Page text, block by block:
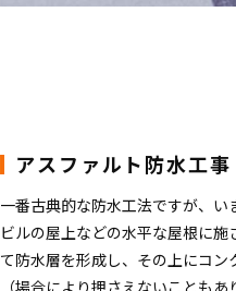
アスファルト防水工事
一番古典的な防水工法ですが、い
ビルの屋上などの水平な屋根に
て防水層を形成し、その上にコン